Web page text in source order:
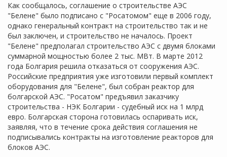
Как сообщалось, соглашение о строительстве АЭС
"Белене" было подписано с "Росатомом" еще в 2006 году,
однако генеральный контракт на строительство так и не
был заключен, и строительство не началось. Проект
"Белене" предполагал строительство АЭС с двумя блоками
суммарной мощностью более 2 тыс. МВт. В марте 2012
года Болгария решила отказаться от сооружения АЭС.
Российские предприятия уже изготовили первый комплект
оборудования для "Белене", был собран реактор для
болгарской АЭС. "Росатом" предъявил заказчику
строительства - НЭК Болгарии - судебный иск на 1 млрд
евро. Болгарская сторона готовилась оспаривать иск,
заявляя, что в течение срока действия соглашения не
подписывались контракты на изготовление реакторов для
блоков АЭС.